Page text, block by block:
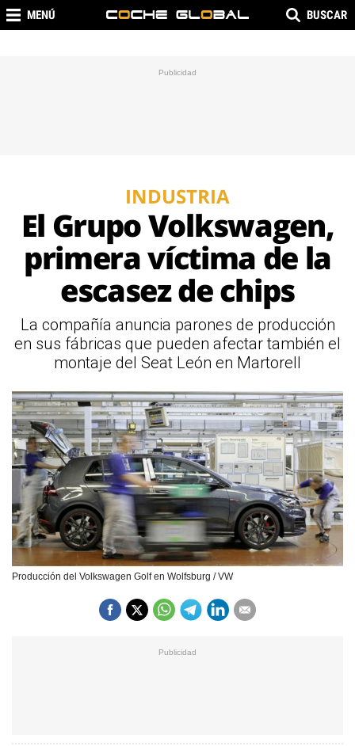
MENÚ BUSCAR
INDUSTRIA
El Grupo Volkswagen,
primera víctima de la
escasez de chips
La compañía anuncia parones de producción
en sus fábricas que pueden afectar también el
montaje del Seat León en Martorell
Producción del Volkswagen Golf en Wolfsburg / VW